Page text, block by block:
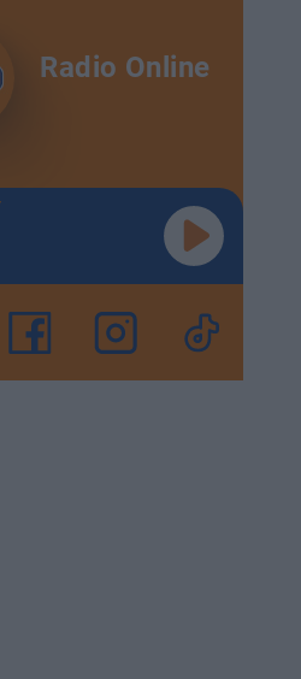
Radio Online